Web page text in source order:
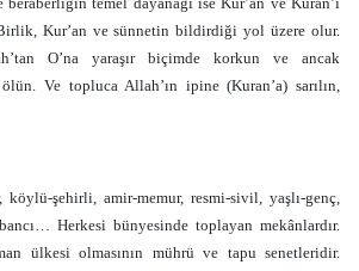
Kur’an ve sünnetin bildirdiği yol üzere olur.
O’na yaraşır biçimde korkun ve ancak
Ve topluca Allah’ın ipine (Kuran’a) sarılın,
köylü-şehirli, amir-memur, resmi-sivil, yaşlı-genç,
Herkesi bünyesinde toplayan mekânlardır.
ülkesi olmasının mührü ve tapu senetleridir.